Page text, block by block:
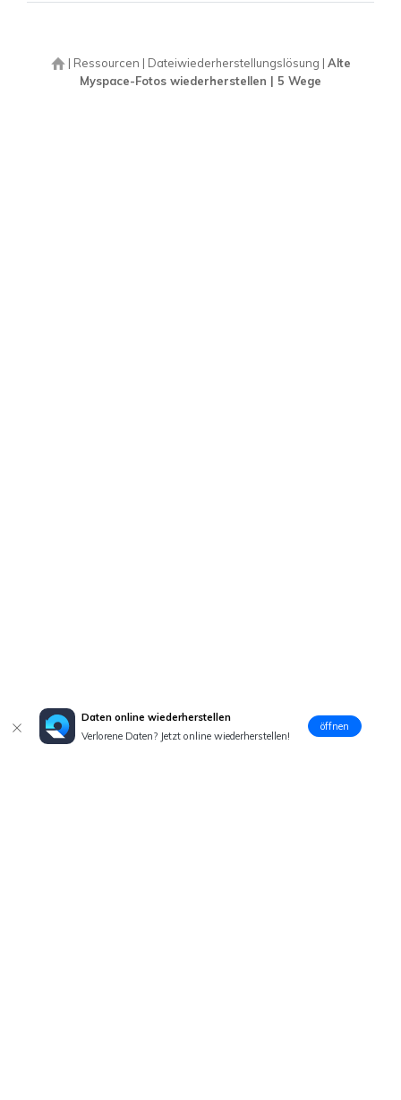
| Ressourcen | Dateiwiederherstellungslösung | Alte
Myspace-Fotos wiederherstellen | 5 Wege
Daten online wiederherstellen
Verlorene Daten? Jetzt online wiederherstellen!
öffnen